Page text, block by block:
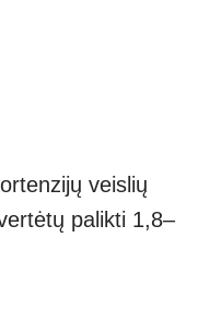
veislių
palikti 1,8–